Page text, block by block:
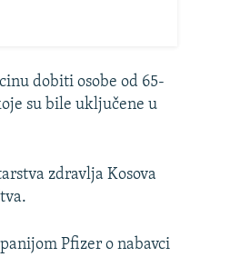
dobiti osobe od 65-
su bile uključene u
zdravlja Kosova
Pfizer o nabavci